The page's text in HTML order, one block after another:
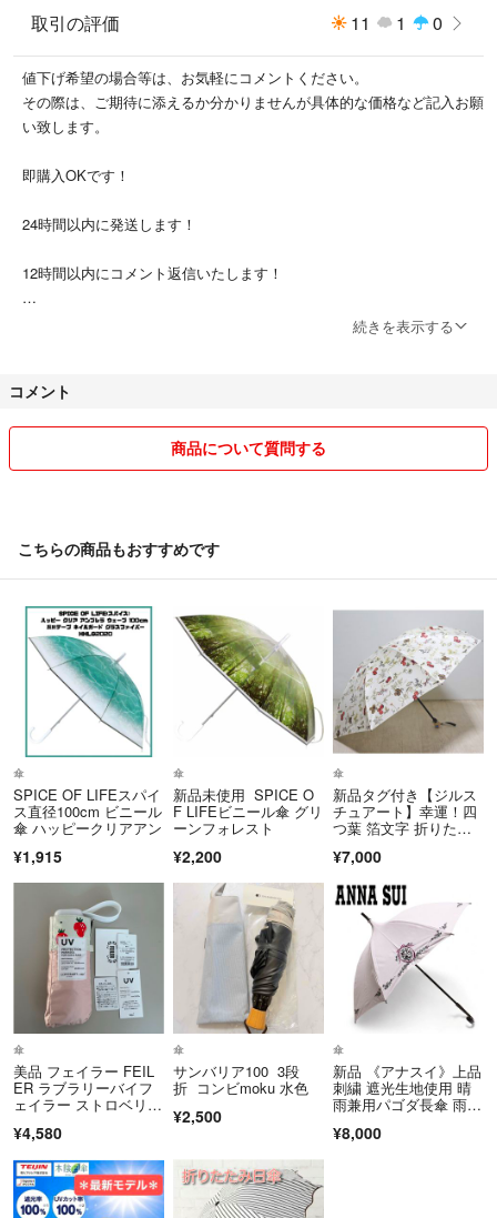
取引の評価 11 1 0
値下げ希望の場合等は、お気軽にコメントください。
その際は、ご期待に添えるか分かりませんが具体的な価格など記入お願
い致します。
即購入OKです！
24時間以内に発送します！
12時間以内にコメント返信いたします！
よろしくお願いします！
続きを表示する
コメント
商品について質問する
こちらの商品もおすすめです
傘
SPICE OF LIFEスパイ
ス直径100cm ビニール
傘 ハッピークリアアン
¥1,915
傘
新品未使用 SPICE O
F LIFEビニール傘 グリ
ーンフォレスト
¥2,200
傘
新品タグ付き【ジルス
チュアート】幸運！四
つ葉 箔文字 折りたた
¥7,000
傘
美品 フェイラー FEIL
ER ラブラリーバイフ
ェイラー ストロベリー
りたたみ傘
¥4,580
傘
サンバリア100 3段
折 コンビmoku 水色
¥2,500
傘
新品 《アナスイ》上品
刺繍 遮光生地使用 晴
雨兼用パゴダ長傘 雨
¥8,000